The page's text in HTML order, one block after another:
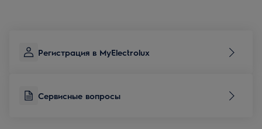
Регистрация в MyElectrolux
Сервисные вопросы